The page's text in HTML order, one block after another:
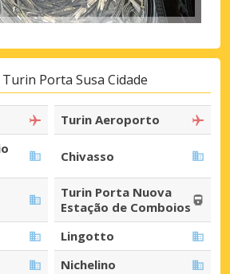
Porta Susa Cidade
Turin Aeroporto
Chivasso
Turin Porta Nuova
Estação de Comboios
Lingotto
Nichelino